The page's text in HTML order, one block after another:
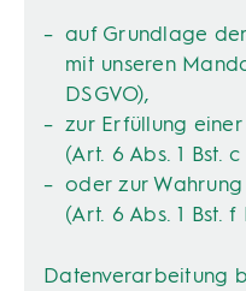
auf Grundlage
mit unseren
DSGVO),
zur Erfüllung
(Art. 6 Abs. 1 Bst. c
oder zur
(Art. 6 Abs. 1 Bst. f
Datenverarbeitung